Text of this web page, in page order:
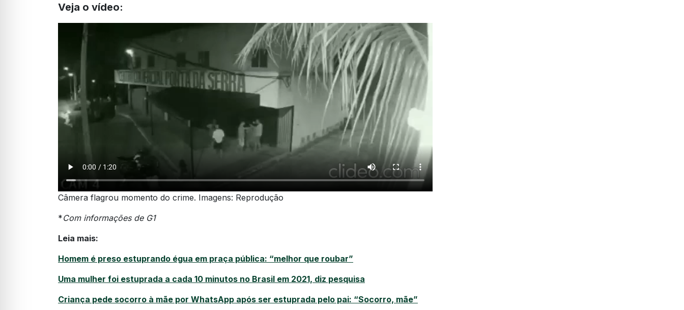
Veja o vídeo:
Câmera flagrou momento do crime. Imagens: Reprodução
*Com informações de G1
Leia mais:
Homem é preso estuprando égua em praça pública: “melhor que roubar”
Uma mulher foi estuprada a cada 10 minutos no Brasil em 2021, diz pesquisa
Criança pede socorro à mãe por WhatsApp após ser estuprada pelo pai: “Socorro, mãe”